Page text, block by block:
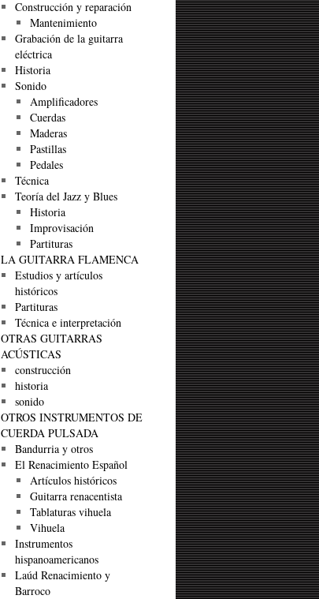
Construcción y reparación
Mantenimiento
Grabación de la guitarra
eléctrica
Historia
Sonido
Amplificadores
Cuerdas
Maderas
Pastillas
Pedales
Técnica
Teoría del Jazz y Blues
Historia
Improvisación
Partituras
LA GUITARRA FLAMENCA
Estudios y artículos
históricos
Partituras
Técnica e interpretación
OTRAS GUITARRAS
ACÚSTICAS
construcción
historia
sonido
OTROS INSTRUMENTOS DE
CUERDA PULSADA
Bandurria y otros
El Renacimiento Español
Artículos históricos
Guitarra renacentista
Tablaturas vihuela
Vihuela
Instrumentos
hispanoamericanos
Laúd Renacimiento y
Barroco